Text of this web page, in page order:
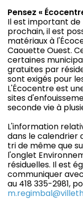
Pensez «
Il est important de
prochain, il est
matériaux à
Caouette Ouest.
certaines
gratuites par
sont exigés pour
L'Écocentre est
sites
seconde vie à
L'information
dans le calendrier
tri de même que
l'onglet
résiduelles. Il est
communiquer
au 418 335-2981,